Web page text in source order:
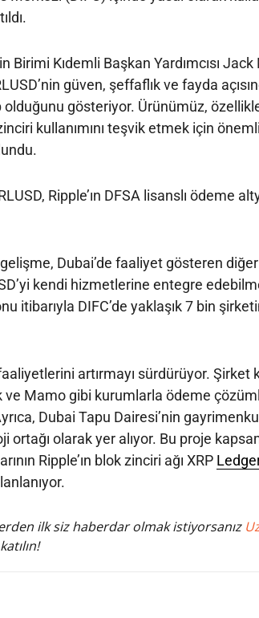
Birimi Kıdemli Başkan Yardımcısı
güven, şeffaflık ve fayda
gösteriyor. Ürünümüz, özellikle
kullanımını teşvik etmek için önemli
Ripple’ın DFSA lisanslı ödeme
Dubai’de faaliyet gösteren diğer
kendi hizmetlerine entegre
itibarıyla DIFC’de yaklaşık 7 bin
artırmayı sürdürüyor. Şirket
ve Mamo gibi kurumlarla ödeme
Dubai Tapu Dairesi’nin
ortağı olarak yer alıyor. Bu proje
Ripple’ın blok zinciri ağı XRP
ilk siz haberdar olmak istiyorsanız